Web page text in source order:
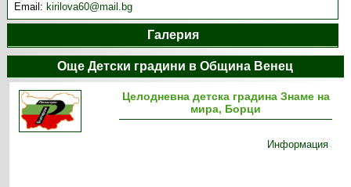
Email: kirilova60@mail.bg
Галерия
Още Детски градини в Община Венец
Целодневна детска градина Знаме на
мира, Борци
Информация